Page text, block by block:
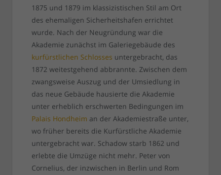
1875 und 1879 im klassizistischen Stil am Ort
des ehemaligen Sicherheitshafen errichtet
wurde. Nach der Neugründung war die
Akademie zunächst im Galeriegebäude des
kurfürstlichen Schlosses untergebracht, das
1872 weitestgehend abbrannte. Zwischen dem
zwangsweise Auszug und der Umsiedlung in
das neue Gebäude hausierte die Akademie
unter erheblich erschwerten Bedingungen im
Palais Hondheim an der Akademiestraße unter,
wo früher bereits die Kurfürstliche Akademie
untergebracht war. Schadow starb 1862 und
erlebte die Umzüge nicht mehr. Peter von
Cornelius, der inzwischen in Berlin und Rom